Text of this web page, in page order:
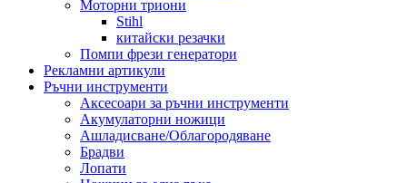
Моторни триони
Stihl
китайски резачки
Помпи фрези генератори
Рекламни артикули
Ръчни инструменти
Аксесоари за ръчни инструменти
Акумулаторни ножици
Ашладисване/Облагородяване
Брадви
Лопати